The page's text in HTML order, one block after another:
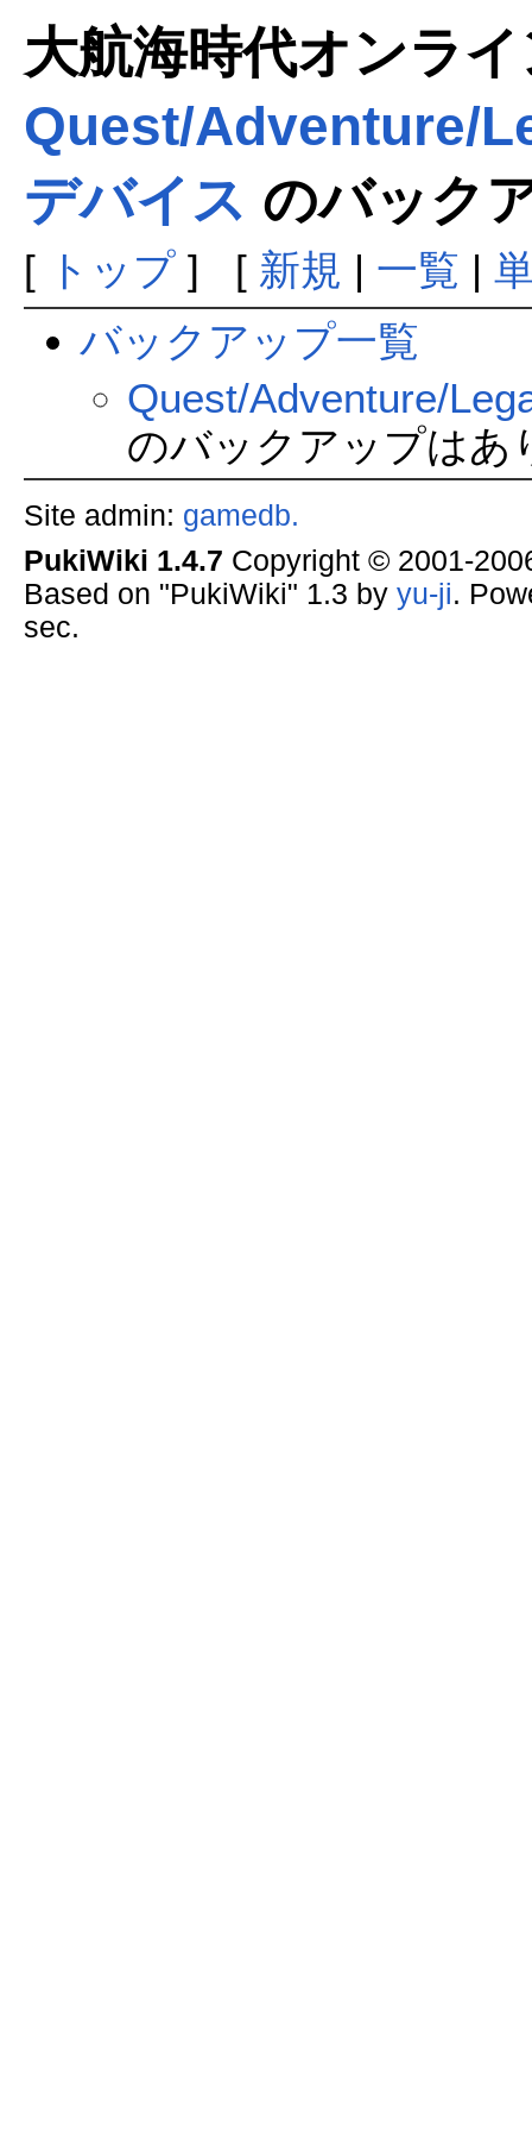
大航海時代オンラ
Quest/Adventure/
デバイス のバック
[ トップ] [ 新規 | 一覧 |
バックアップ一覧
Quest/Adventure/
のバックアップはあ
Site admin: gamedb.
PukiWiki 1.4.7 Copyright © 2001-
Based on "PukiWiki" 1.3 by yu-ji.
sec.